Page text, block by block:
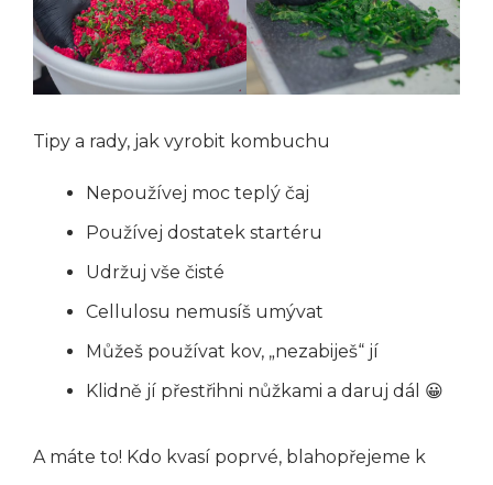
Tipy a rady, jak vyrobit kombuchu
Nepoužívej moc teplý čaj
Používej dostatek startéru
Udržuj vše čisté
Cellulosu nemusíš umývat
Můžeš používat kov, „nezabiješ“ jí
Klidně jí přestřihni nůžkami a daruj dál 😀
A máte to! Kdo kvasí poprvé, blahopřejeme k